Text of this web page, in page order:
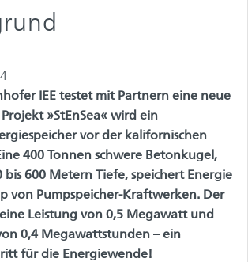
IEE testet mit Partnern eine neue
»StEnSea« wird ein
vor der kalifornischen
400 Tonnen schwere Betonkugel,
600 Metern Tiefe, speichert Energie
von Pumpspeicher-Kraftwerken. Der
Leistung von 0,5 Megawatt und
0,4 Megawattstunden – ein
für die Energiewende!